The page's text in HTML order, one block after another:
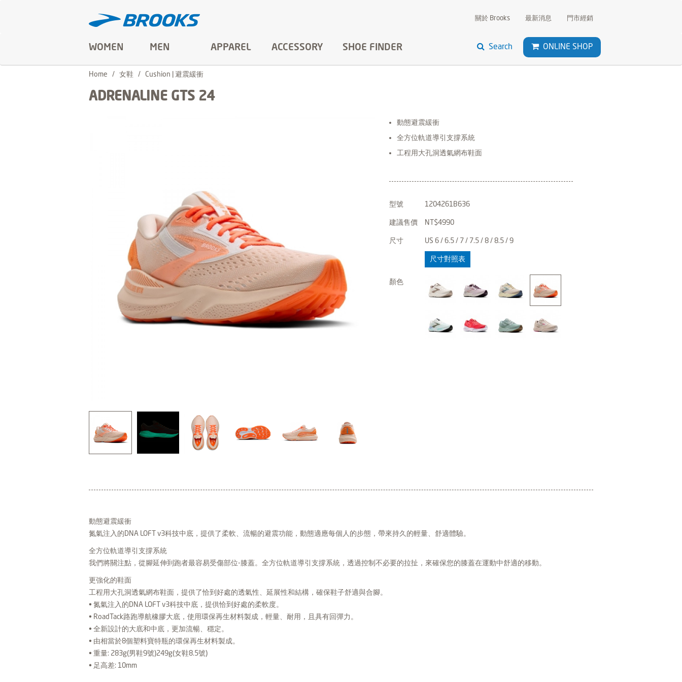
關於 Brooks 最新消息 門市經銷
WOMEN MEN APPAREL ACCESSORY SHOE FINDER Search ONLINE SHOP
Home 女鞋 Cushion | 避震緩衝
ADRENALINE GTS 24
動態避震緩衝
全方位軌道導引支撐系統
工程用大孔洞透氣網布鞋面
型號 1204261B636
建議售價 NT$4990
尺寸 US 6 / 6.5 / 7 / 7.5 / 8 / 8.5 / 9
尺寸對照表
顏色
動態避震緩衝
氮氣注入的DNA LOFT v3科技中底，提供了柔軟、流暢的避震功能，動態適應每個人的步態，帶來持久的輕量、舒適體驗。
全方位軌道導引支撐系統
我們將關注點，從腳延伸到跑者最容易受傷部位-膝蓋。全方位軌道導引支撐系統，透過控制不必要的拉扯，來確保您的膝蓋在運動中舒適的移動。
更強化的鞋面
工程用大孔洞透氣網布鞋面，提供了恰到好處的透氣性、延展性和結構，確保鞋子舒適與合腳。
• 氮氣注入的DNA LOFT v3科技中底，提供恰到好處的柔軟度。
• RoadTack路跑導航橡膠大底，使用環保再生材料製成，輕量、耐用，且具有回彈力。
• 全新設計的大底和中底，更加流暢、穩定。
• 由相當於8個塑料寶特瓶的環保再生材料製成。
• 重量: 283g(男鞋9號)249g(女鞋8.5號)
• 足高差: 10mm